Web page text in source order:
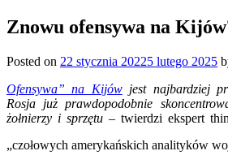
Znowu ofensywa na
Posted on 22 stycznia 20225 lutego 2025
Ofensywa” na Kijówjest najbardziej
Rosja już prawdopodobnie
żołnierzy i sprzętu – twierdzi ekspert
„czołowych amerykańskich analityków